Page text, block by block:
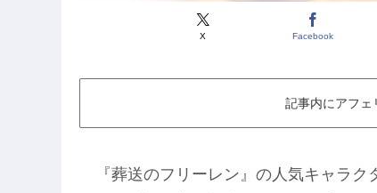
X Facebook
記事内にアフェ
『葬送のフリーレン』の人気キャラ